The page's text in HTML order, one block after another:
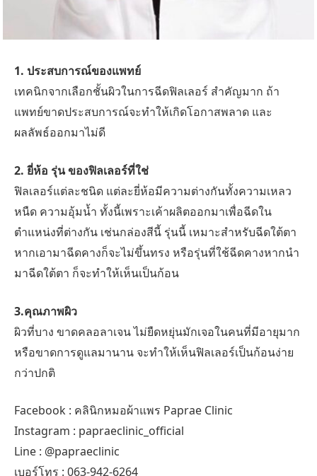
1. ประสบการณ์ของแพทย์
เทคนิกจากเลือกชั้นผิวในการฉีดฟิลเลอร์ สำคัญมาก ถ้า
แพทย์ขาดประสบการณ์จะทำให้เกิดโอกาสพลาด และ
ผลลัพธ์ออกมาไม่ดี
2. ยี่ห้อ รุ่น ของฟิลเลอร์ที่ใช่
ฟิลเลอร์แต่ละชนิด แต่ละยี่ห้อมีความต่างกันทั้งความเหลว
หนืด ความอุ้มน้ำ ทั้งนี้เพราะเค้าผลิตออกมาเพื่อฉีดใน
ตำแหน่งที่ต่างกัน เช่นกล่องสีนี้ รุ่นนี้ เหมาะสำหรับฉีดใต้ตา
หากเอามาฉีดคางก็จะไม่ขึ้นทรง หรือรุ่นที่ใช้ฉีดคางหากนำ
มาฉีดใต้ตา ก็จะทำให้เห็นเป็นก้อน
3.คุณภาพผิว
ผิวที่บาง ขาดคลอลาเจน ไม่ยืดหยุ่นมักเจอในคนที่มีอายุมาก
หรือขาดการดูแลมานาน จะทำให้เห็นฟิลเลอร์เป็นก้อนง่าย
กว่าปกติ
Facebook : คลินิกหมอผ้าแพร Paprae Clinic
Instagram : papraeclinic_official
Line : @papraeclinic
เบอร์โทร : 063-942-6264